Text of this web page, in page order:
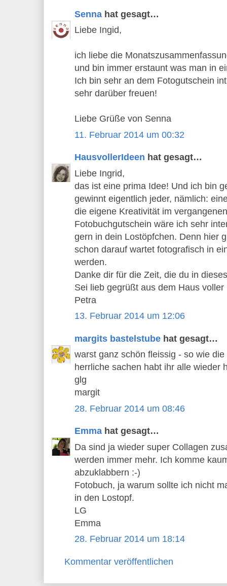
Senna hat gesagt…
Liebe Ingid,
ich liebe die
und bin immer erstaunt was man in
Ich bin sehr an dem Fotogutschein
sehr darüber freuen!
Liebe Grüße von Senna
11. Februar 2014 um 00:32
HausvollerIdeen hat gesagt…
Liebe Ingrid,
das ist eine prima Idee! Und ich bin
gewinnt eigentlich jeder, nämlich:
die eigene Kreativität im
Fotobuchgutschein wäre ich sehr
gern in dein Lostöpfchen. Denn hier
schon darauf wartet fotografisch in
werden.
Danke dir für die Zeit, die du in
Sei lieb gegrüßt aus dem Haus voller
Petra
13. Februar 2014 um 12:06
margits bastelstube hat gesagt…
warst ganz schön fleissig - so wie
herrliche sachen habt ihr alle wieder
glg
margit
28. Februar 2014 um 08:46
Emma hat gesagt…
Da sind ja wieder super Collagen
werden immer mehr. Ich komme
abzuklabbern :-)
Fotobuch, ja warum sollte ich nicht
in den Lostopf.
LG
Emma
28. Februar 2014 um 18:14
Kommentar veröffentlichen